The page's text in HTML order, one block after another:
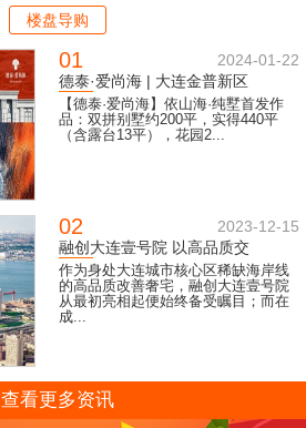
楼盘导购
01
2024-01-22
德泰·爱尚海 | 大连金普新区
【德泰·爱尚海】依山海·纯墅首发作
品：双拼别墅约200平，实得440平
（含露台13平），花园2...
02
2023-12-15
融创大连壹号院 以高品质交
作为身处大连城市核心区稀缺海岸线
的高品质改善奢宅，融创大连壹号院
从最初亮相起便始终备受瞩目；而在
成...
查看更多资讯